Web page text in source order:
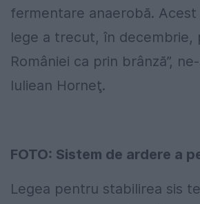
fermentare anaerobă.
lege a trecut, în decembrie,
României ca prin brânză”,
Iuliean Horneţ.
FOTO: Sistem de ardere a
Legea pentru stabilirea sis